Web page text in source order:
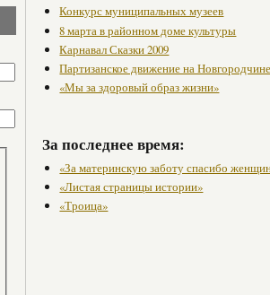
Конкурс муниципальных музеев
8 марта в районном доме культуры
Карнавал Сказки 2009
Партизанское движение на
«Мы за здоровый образ жизни»
За последнее время:
«За материнскую заботу спасибо
«Листая страницы истории»
«Троица»